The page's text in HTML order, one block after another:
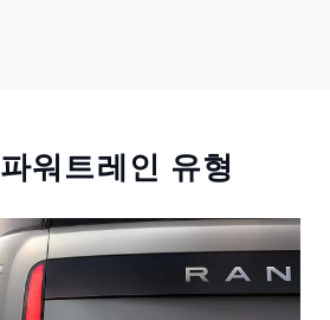
워트레인 유형